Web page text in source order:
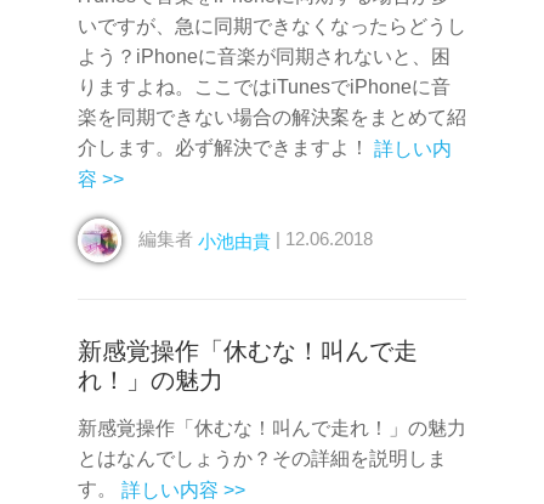
いですが、急に同期できなくなったらどうし
よう？iPhoneに音楽が同期されないと、困
りますよね。ここではiTunesでiPhoneに音
楽を同期できない場合の解決案をまとめて紹
介します。必ず解決できますよ！ 詳しい内
容 >>
編集者 小池由貴 | 12.06.2018
新感覚操作「休むな！叫んで走
れ！」の魅力
新感覚操作「休むな！叫んで走れ！」の魅力
とはなんでしょうか？その詳細を説明しま
す。 詳しい内容 >>